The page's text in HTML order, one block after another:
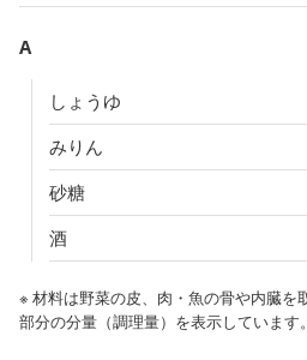
A
しょうゆ
みりん
砂糖
酒
※ 材料は野菜の皮、肉・魚の骨や内臓を
部分の分量（調理量）を表示しています。